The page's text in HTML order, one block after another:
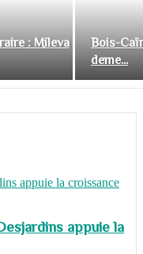
: Mileva
Bois-
deme...
appuie la